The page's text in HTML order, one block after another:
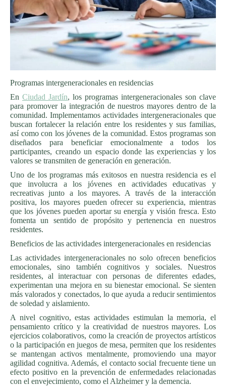
Programas intergeneracionales en residencias
En Ciudad Jardín, los programas intergeneracionales son clave
para promover la integración de nuestros mayores dentro de la
comunidad. Implementamos actividades intergeneracionales que
buscan fortalecer la relación entre los residentes y sus familias,
así como con los jóvenes de la comunidad. Estos programas son
diseñados para beneficiar emocionalmente a todos los
participantes, creando un espacio donde las experiencias y los
valores se transmiten de generación en generación.
Uno de los programas más exitosos en nuestra residencia es el
que involucra a los jóvenes en actividades educativas y
recreativas junto a los mayores. A través de la interacción
positiva, los mayores pueden ofrecer su experiencia, mientras
que los jóvenes pueden aportar su energía y visión fresca. Esto
fomenta un sentido de propósito y pertenencia en nuestros
residentes.
Beneficios de las actividades intergeneracionales en residencias
Las actividades intergeneracionales no solo ofrecen beneficios
emocionales, sino también cognitivos y sociales. Nuestros
residentes, al interactuar con personas de diferentes edades,
experimentan una mejora en su bienestar emocional. Se sienten
más valorados y conectados, lo que ayuda a reducir sentimientos
de soledad y aislamiento.
A nivel cognitivo, estas actividades estimulan la memoria, el
pensamiento crítico y la creatividad de nuestros mayores. Los
ejercicios colaborativos, como la creación de proyectos artísticos
o la participación en juegos de mesa, permiten que los residentes
se mantengan activos mentalmente, promoviendo una mayor
agilidad cognitiva. Además, el contacto social frecuente tiene un
efecto positivo en la prevención de enfermedades relacionadas
con el envejecimiento, como el Alzheimer y la demencia.